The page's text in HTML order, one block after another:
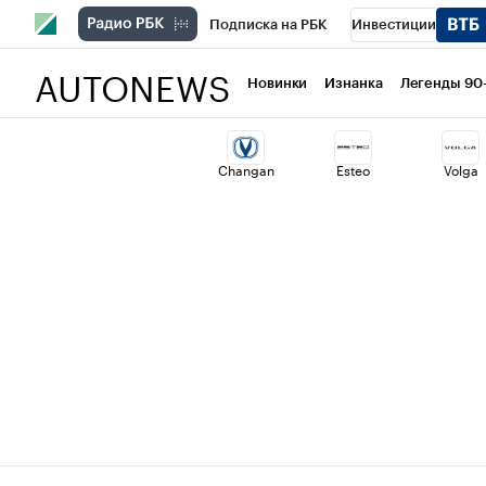
Подписка на РБК Инвестиции
Национальные проекты Город
Кредитные рейтинги Франшизы
AUTONEWS Новинки Изнанка Легенды
Changan Esteo Volga